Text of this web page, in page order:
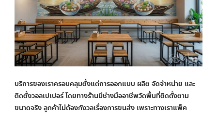
บริการของเราครอบคลุมตั้งแต่การออกแบบ ผลิต จัดจำหน่าย และ
ติดตั้งวอลเปเปอร์ โดยทางร้านมีช่างมืออาชีพวัดพื้นที่ติดตั้งตาม
ขนาดจริง ลูกค้าไม่ต้องกังวลเรื่องการขนส่ง เพราะทางเราแพ็ค